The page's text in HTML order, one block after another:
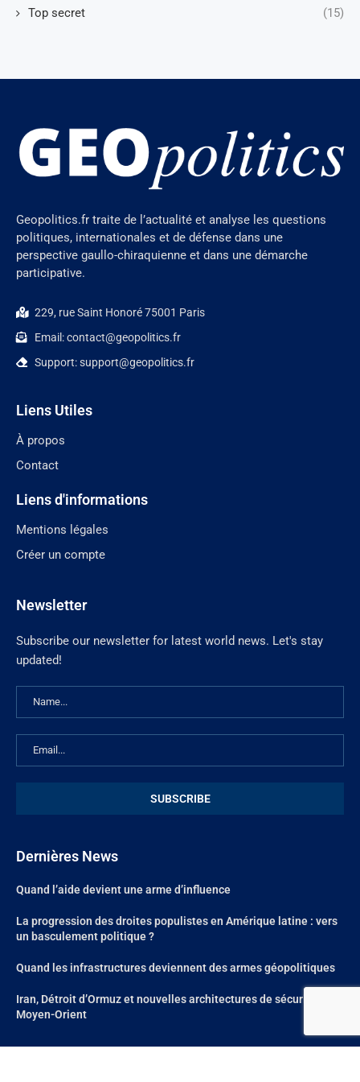
Top secret (15)
Geopolitics.fr traite de l’actualité et analyse les questions
politiques, internationales et de défense dans une
perspective gaullo-chiraquienne et dans une démarche
participative.
229, rue Saint Honoré 75001 Paris
Email: contact@geopolitics.fr
Support: support@geopolitics.fr
Liens Utiles
À propos
Contact
Liens d'informations
Mentions légales
Créer un compte
Newsletter
Subscribe our newsletter for latest world news. Let's stay
updated!
Dernières News
Quand l’aide devient une arme d’influence
La progression des droites populistes en Amérique latine : vers
un basculement politique ?
Quand les infrastructures deviennent des armes géopolitiques
Iran, Détroit d’Ormuz et nouvelles architectures de sécurité au
Moyen-Orient